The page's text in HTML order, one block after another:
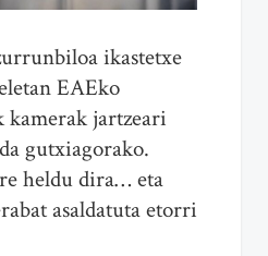
ikastetxe
EAEko
kamerak jartzeari
gutxiagorako.
heldu dira… eta
asaldatuta etorri